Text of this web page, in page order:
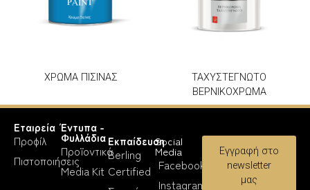
ΧΡΩΜΑ ΠΙΣΙΝΑΣ
ΤΑΧΥΣΤΕΓΝΩΤΟ
ΒΕΡΝΙΚΟΧΡΩΜΑ
Εταιρεία
Προφίλ
Πιστοποιήσεις
Έντυπα -
Φυλλάδια
Προϊοντικά
Media Kit
Εκπαίδευση
Berling
Certified
Social
Media
Facebook
Instagram
Εγγραφή στο
newsletter
μας